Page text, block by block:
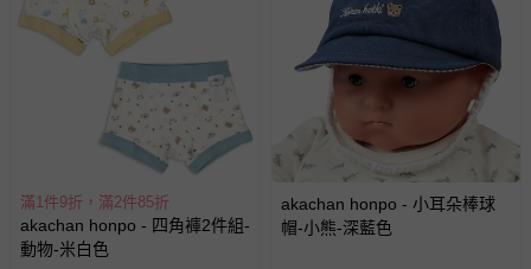
滿1件9折，滿2件85折
akachan honpo - 四角褲2件組-
動物-米白色
akachan honpo - 小耳朵棒球
帽-小熊-深藍色